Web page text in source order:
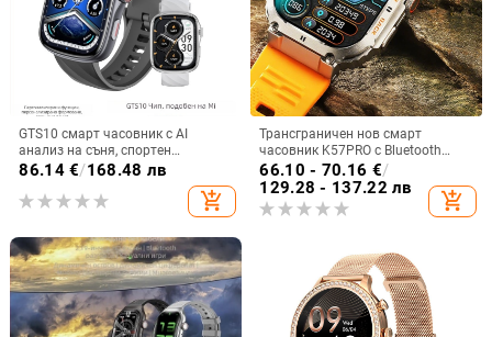
GTS10 смарт часовник с AI
анализ на съня, спортен
часовник, измерване на сърдечен
ритъм и кислород в кръвта,
AMOLED дисплей
86.14€/168.48 лв
add_shopping_cart
Трансграничен нов смарт
часовник K57PRO с Bluetooth
информация за повиквания,
интелигентна гривна, спортен
часовник, поколение
66.10 - 70.16 €/
129.28 - 137.22 лв
add_shopping_cart